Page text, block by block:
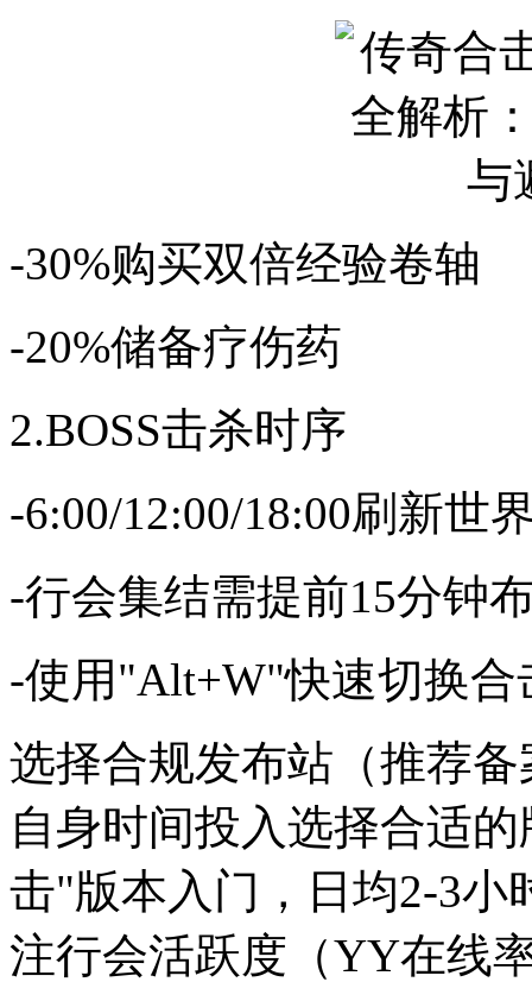
-30%购买双倍经验卷轴
-20%储备疗伤药
2.BOSS击杀时序
-6:00/12:00/18:00刷新世
-行会集结需提前15分钟
-使用"Alt+W"快速切换合
选择合规发布站（推荐
自身时间投入选择合适
击"版本入门，日均2-3小
注行会活跃度（YY在线